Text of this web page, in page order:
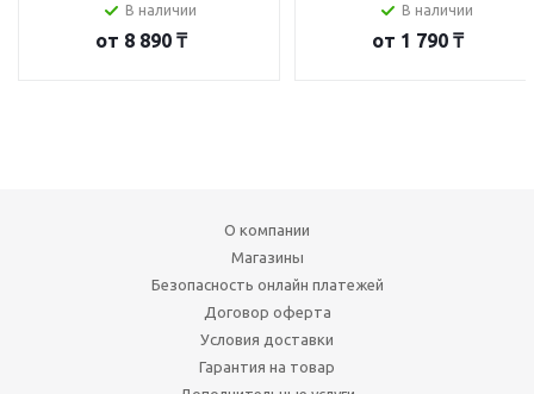
В наличии
от 8 890 ₸
В наличии
от 1 790 ₸
О компании
Магазины
Безопасность онлайн платежей
Договор оферта
Условия доставки
Гарантия на товар